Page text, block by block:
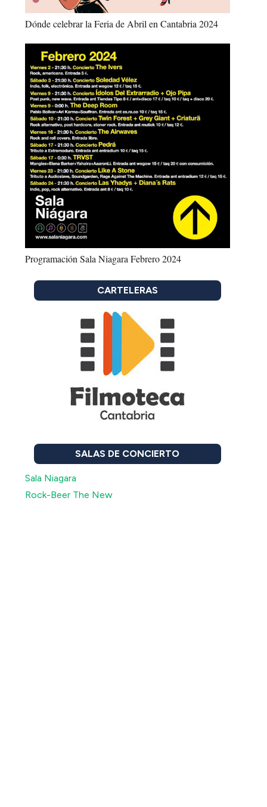
Dónde celebrar la Feria de Abril en Cantabria 2024
Programación Sala Niagara Febrero 2024
CARTELERAS
SALAS DE CONCIERTO
Sala Niagara
Rock-Beer The New